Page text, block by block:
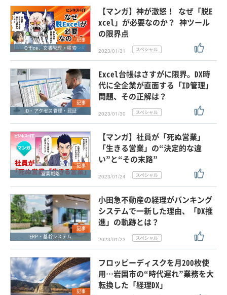
記事
Office、文書管理・検索
【マンガ】神が激怒！ なぜ「脱E
xcel」が必要なのか？ 神ツール
の限界点
2023/01/31
記事
ID・アクセス管理・認証
Excel台帳はさすがに限界。DX時
代に全企業が直面する「ID管理」
問題、その正解は？
2023/01/30
記事
営業戦略
【マンガ】社員が「死ぬ営業」
「生きる営業」の“決定的な違
い”と“その末路”
2023/01/24
記事
ERP・基幹システム
小田急不動産の経理がバンキング
システムで一新した理由、「DX推
進」の軌跡とは？
2023/01/23
記事
フロッピーディスクを月200枚使
用…岩国市の“時代遅れ”業務を大
転換した「経理DX」